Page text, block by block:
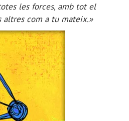
les forces, amb tot el
altres com a tu mateix.»